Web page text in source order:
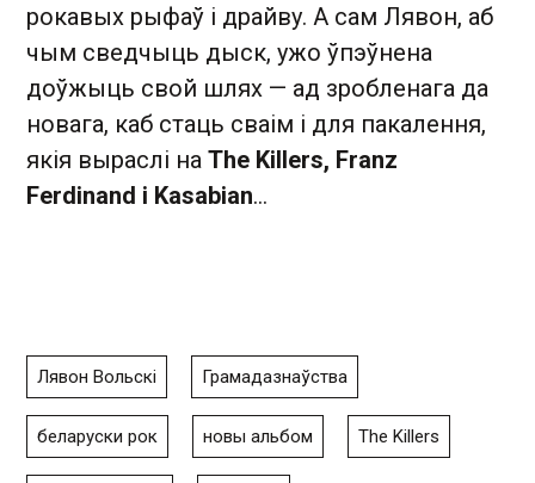
рокавых рыфаў і драйву. А сам Лявон, аб
чым сведчыць дыск, ужо ўпэўнена
доўжыць свой шлях — ад зробленага да
новага, каб стаць сваім і для пакалення,
якія выраслі на The Killers, Franz
Ferdinand і Kasabian…
Лявон Вольскі Грамадазнаўства
беларуски рок новы альбом The Killers